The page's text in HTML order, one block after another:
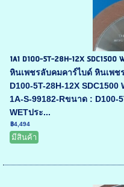
1A1 D100-5T-28H-12X SDC1500
หินเพชรลับคมคาร์ไบด์ หินเพช
D100-5T-28H-12X
1A-S-99182-Rขนาด : D100-
WETประ...
฿4,494
มีสินค้า